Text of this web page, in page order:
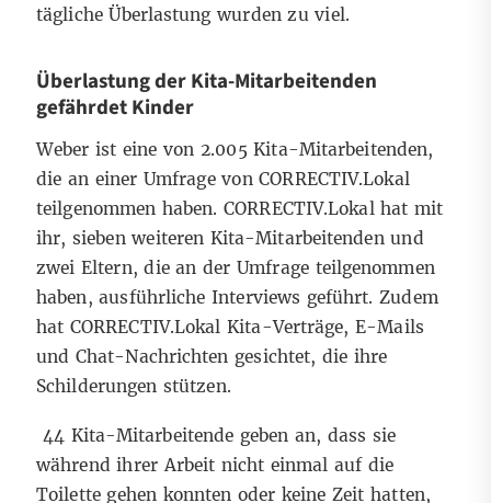
tägliche Überlastung wurden zu viel.
Überlastung der Kita-Mitarbeitenden
gefährdet Kinder
Weber ist eine von 2.005 Kita-Mitarbeitenden,
die an einer Umfrage von CORRECTIV.Lokal
teilgenommen haben. CORRECTIV.Lokal hat mit
ihr, sieben weiteren Kita-Mitarbeitenden und
zwei Eltern, die an der Umfrage teilgenommen
haben, ausführliche Interviews geführt. Zudem
hat CORRECTIV.Lokal Kita-Verträge, E-Mails
und Chat-Nachrichten gesichtet, die ihre
Schilderungen stützen.
44 Kita-Mitarbeitende geben an, dass sie
während ihrer Arbeit nicht einmal auf die
Toilette gehen konnten oder keine Zeit hatten,